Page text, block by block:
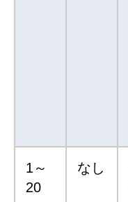
1～
20
なし